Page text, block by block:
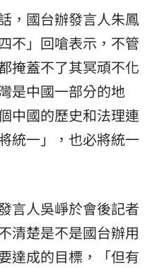
，國台辦發言人朱鳳
不」回嗆表示，不管
掩蓋不了其冥頑不化
是中國一部分的地
中國的歷史和法理連
統一」，也必將統一
言人吳崢於會後記者
清楚是不是國台辦用
達成的目標，「但有